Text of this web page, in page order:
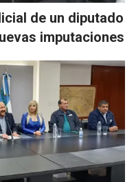
de un diputado
imputaciones